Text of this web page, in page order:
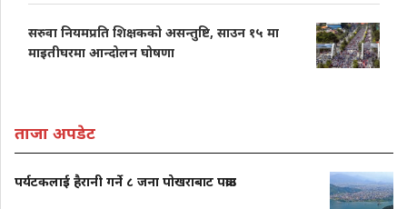
सरुवा नियमप्रति शिक्षकको असन्तुष्टि, साउन १५ मा
माइतीघरमा आन्दोलन घोषणा
ताजा अपडेट
पर्यटकलाई हैरानी गर्ने ८ जना पोखराबाट पक्राउ